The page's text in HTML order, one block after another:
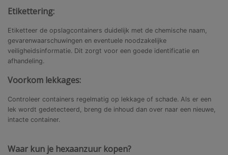
Etikettering:
Etiketteer de opslagcontainers duidelijk met de chemische naam,
gevarenwaarschuwingen en eventuele noodzakelijke
veiligheidsinformatie. Dit zorgt voor een goede identificatie en
afhandeling.
Voorkom lekkages:
Controleer containers regelmatig op lekkage of schade. Als er een
lek wordt gedetecteerd, breng de inhoud dan over naar een nieuwe,
intacte container.
Waar kun je hexaanzuur kopen?